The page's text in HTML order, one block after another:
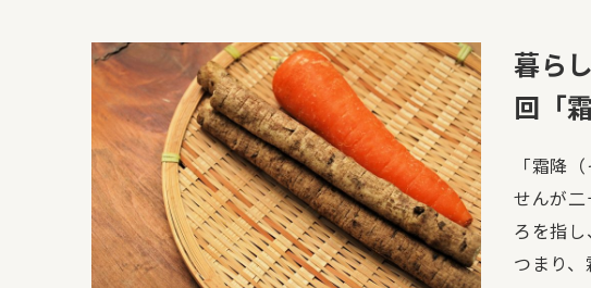
暮ら
回「
「霜降
せんが
ろを指
つまり、